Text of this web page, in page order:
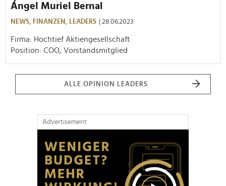
Ángel Muriel Bernal
NEWS, FINANZEN, LEADERS | 28.06.2023
Firma: Hochtief Aktiengesellschaft
Position: COO, Vorstandsmitglied
ALLE OPINION LEADERS
Advertisement